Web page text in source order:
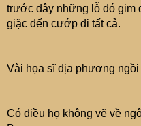
trước đây những lỗ đó gim
giặc đến cướp đi tất cả.
Vài họa sĩ địa phương ngồi
Có điều họ không vẽ về